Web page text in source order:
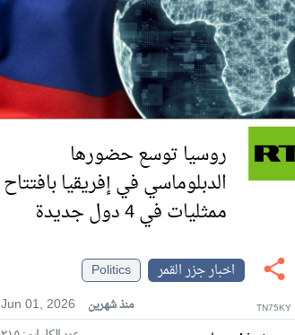
روسيا توسع حضورها
الدبلوماسي في إفريقيا بافتتاح
ممثليات في 4 دول جديدة
اخبار جزر القمر
Politics
Jun 01, 2026
منذ شهرين TN75KY